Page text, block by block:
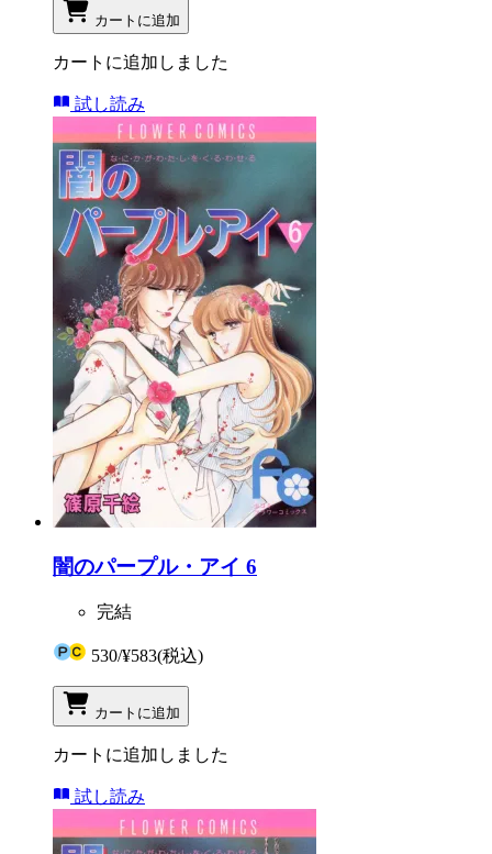
カートに追加
カートに追加しました
試し読み
闇のパープル・アイ 6
完結
530/¥583(税込)
カートに追加
カートに追加しました
試し読み